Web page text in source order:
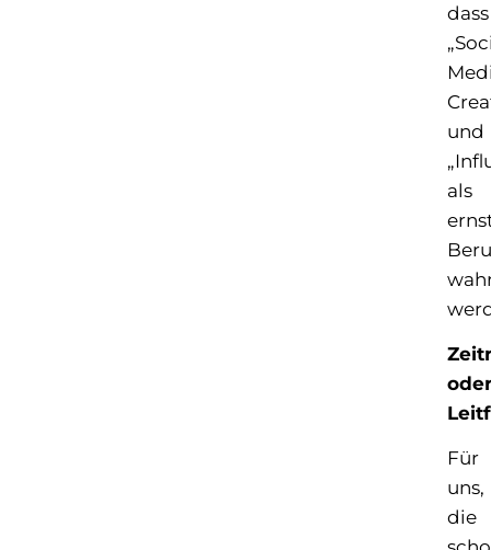
dass
und
als
oder
Für
uns,
die